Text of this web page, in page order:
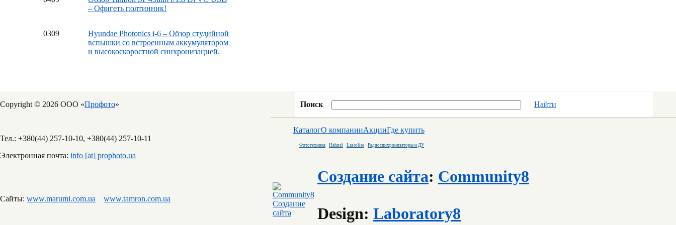
– Офигеть полтинник!
0309
Hyundae Photonics i-6 – Обзор студийной
вспышки со встроенным аккумулятором
и высокоскоростной синхронизацией.
Copyright © 2026 ООО «Профото»
Тел.: +380(44) 257-10-10, +380(44) 257-10-11
Электронная почта: info [at] prophoto.ua
Сайты: www.marumi.com.ua www.tamron.com.ua
Поиск Найти
КаталогО компанииАкцииГде купить
Фототехника Hahnel Lastolite Радиосинхронизаторы и ДУ
Создание сайта: Community8
Design: Laboratory8